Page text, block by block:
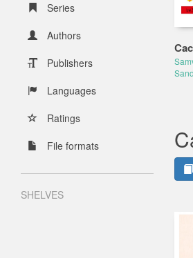
Series
Authors
Publishers
Languages
Ratings
File formats
SHELVES